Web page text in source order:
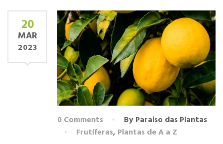
20
MAR
2023
0 Comments
By Paraiso das Plantas
Frutíferas, Plantas de A a Z